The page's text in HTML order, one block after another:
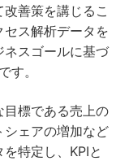
善策を講じるこ
ス解析データを
スゴールに基づ
す。
標である売上の
ェアの増加など
特定し、KPIと